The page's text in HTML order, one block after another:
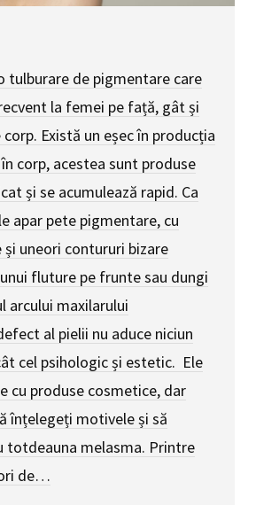
tulburare de pigmentare care
la femei pe față, gât și
Există un eșec în producția
corp, acestea sunt produse
și se acumulează rapid. Ca
apar pete pigmentare, cu
uneori contururi bizare
fluture pe frunte sau dungi
arcului maxilarului
al pielii nu aduce niciun
cel psihologic și estetic. Ele
cu produse cosmetice, dar
înțelegeți motivele și să
totdeauna melasma. Printre
de…